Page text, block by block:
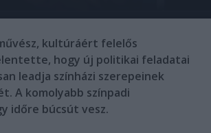
kultúráért felelős
hogy új politikai feladatai
leadja színházi szerepeinek
A komolyabb színpadi
időre búcsút vesz.